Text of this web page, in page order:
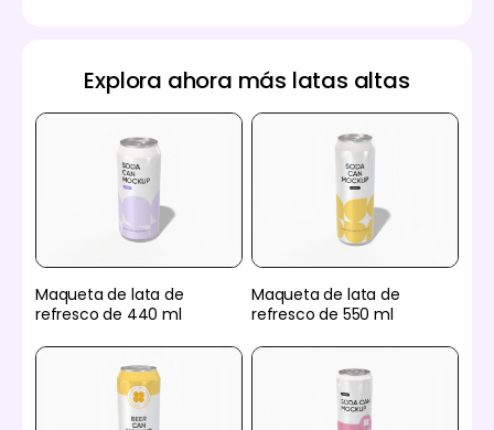
Explora ahora más latas altas
Maqueta de lata de
refresco de 440 ml
Maqueta de lata de
refresco de 550 ml